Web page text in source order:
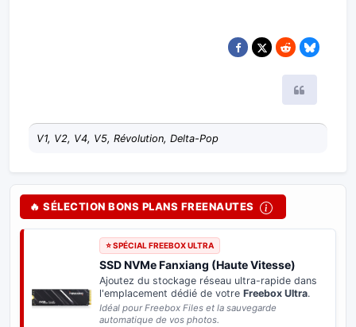
V1, V2, V4, V5, Révolution, Delta-Pop
🔥 SÉLECTION BONS PLANS FREENAUTES
⭐ SPÉCIAL FREEBOX ULTRA
SSD NVMe Fanxiang (Haute Vitesse)
Ajoutez du stockage réseau ultra-rapide dans
l'emplacement dédié de votre Freebox Ultra.
Idéal pour Freebox Files et la sauvegarde
automatique de vos photos.